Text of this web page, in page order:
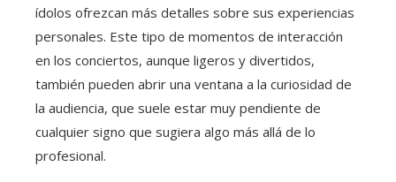
ídolos ofrezcan más detalles sobre sus experiencias
personales. Este tipo de momentos de interacción
en los conciertos, aunque ligeros y divertidos,
también pueden abrir una ventana a la curiosidad de
la audiencia, que suele estar muy pendiente de
cualquier signo que sugiera algo más allá de lo
profesional.